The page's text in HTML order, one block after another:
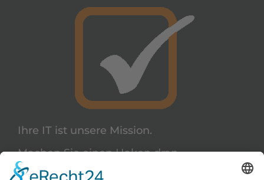
Ihre IT ist unsere Mission.
Machen Sie einen Haken dran.